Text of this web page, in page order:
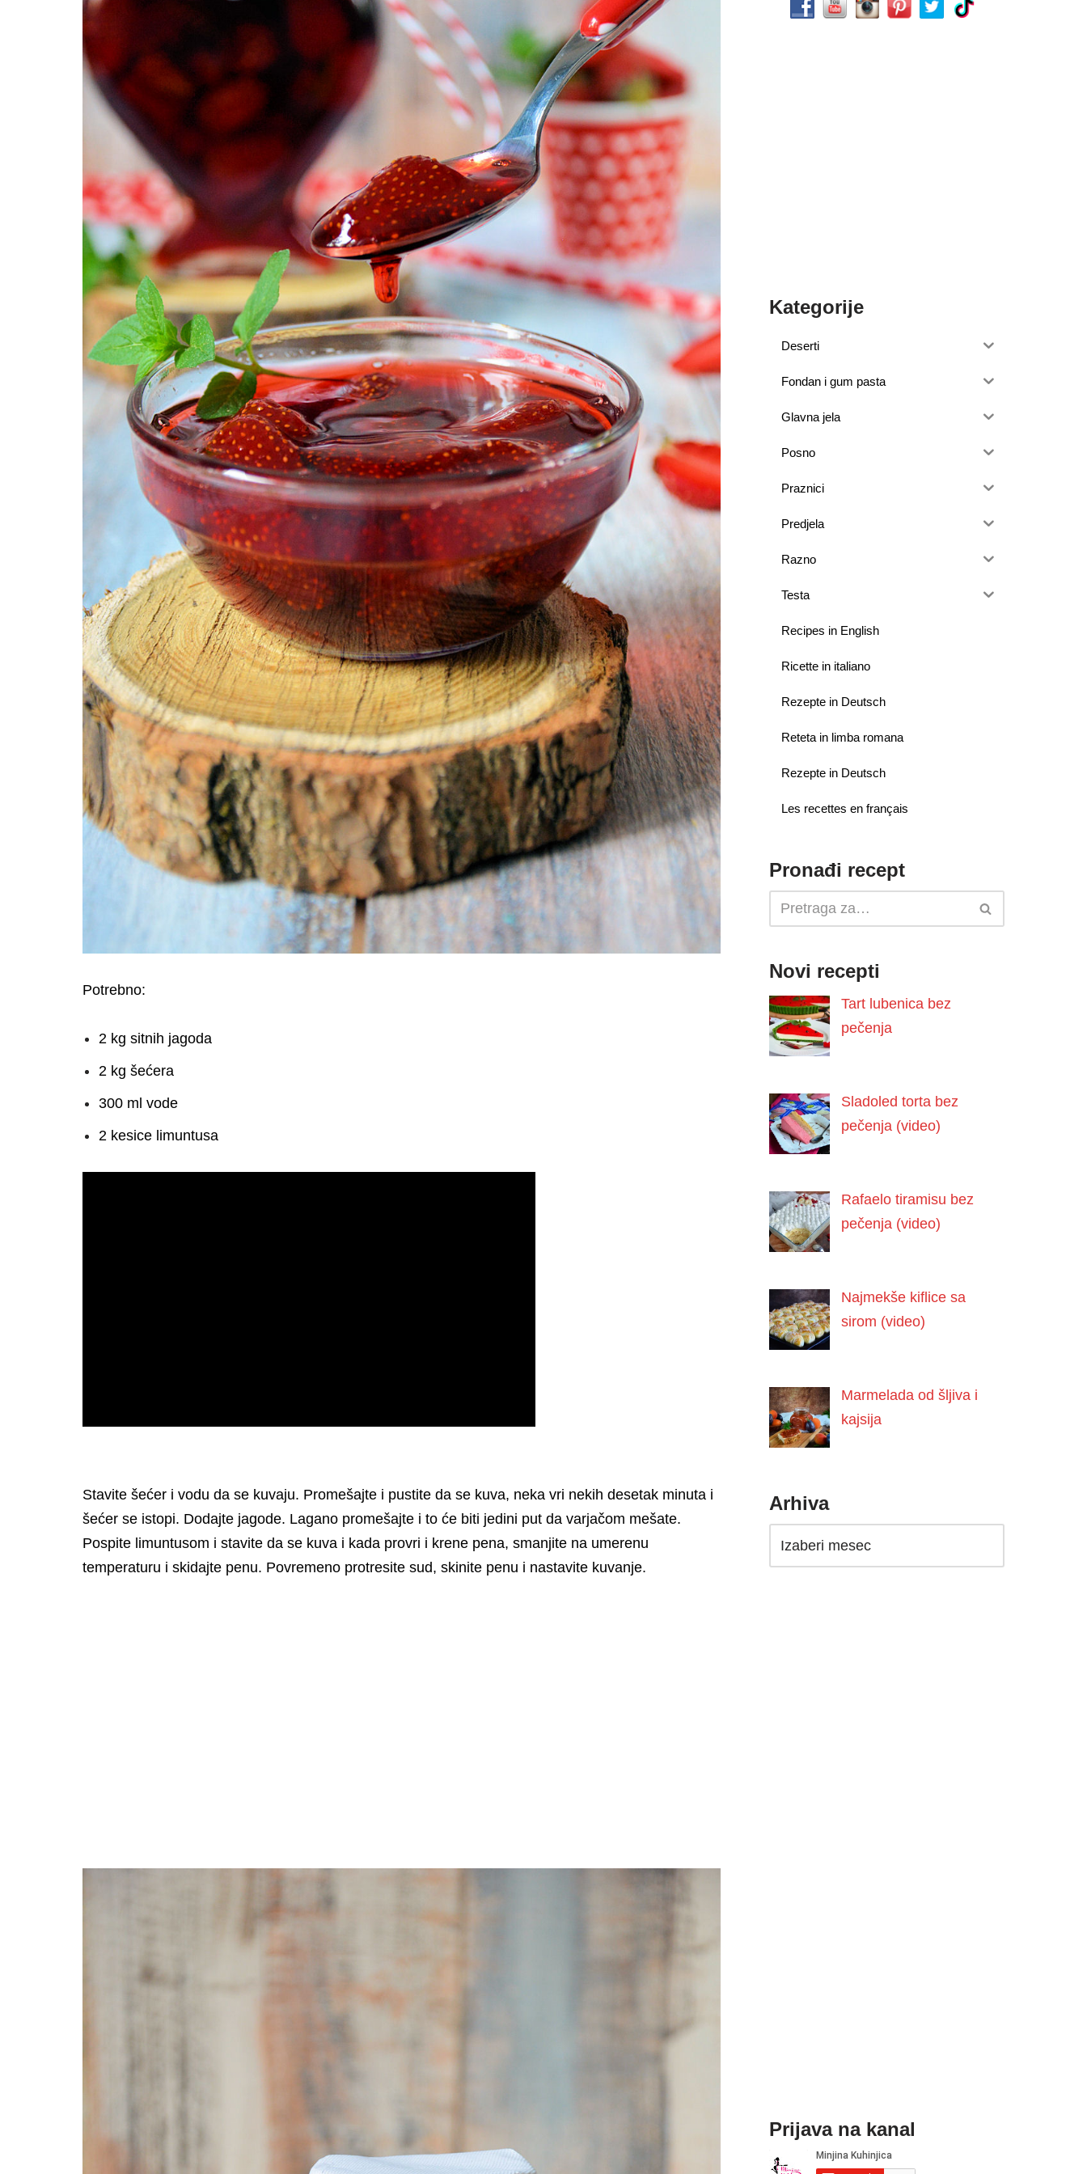
Potrebno:
2 kg sitnih jagoda
2 kg šećera
300 ml vode
2 kesice limuntusa
Stavite šećer i vodu da se kuvaju. Promešajte i pustite da se kuva, neka vri nekih desetak minuta i
šećer se istopi. Dodajte jagode. Lagano promešajte i to će biti jedini put da varjačom mešate.
Pospite limuntusom i stavite da se kuva i kada provri i krene pena, smanjite na umerenu
temperaturu i skidajte penu. Povremeno protresite sud, skinite penu i nastavite kuvanje.
Kategorije
Deserti
Fondan i gum pasta
Glavna jela
Posno
Praznici
Predjela
Razno
Testa
Recipes in English
Ricette in italiano
Rezepte in Deutsch
Reteta in limba romana
Rezepte in Deutsch
Les recettes en français
Pronađi recept
Novi recepti
Tart lubenica bez
pečenja
Sladoled torta bez
pečenja (video)
Rafaelo tiramisu bez
pečenja (video)
Najmekše kiflice sa
sirom (video)
Marmelada od šljiva i
kajsija
Arhiva
Prijava na kanal